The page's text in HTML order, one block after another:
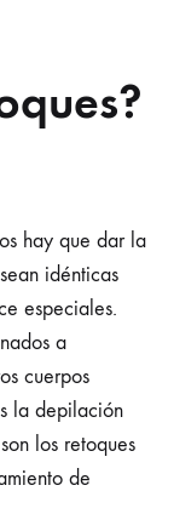
hay que dar la
idénticas
especiales.
a
cuerpos
la depilación
los retoques
de